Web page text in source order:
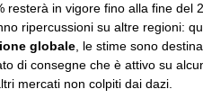
resterà in vigore fino alla fine del
ripercussioni su altre regioni:
globale , le stime sono
di consegne che è attivo su
mercati non colpiti dai dazi.